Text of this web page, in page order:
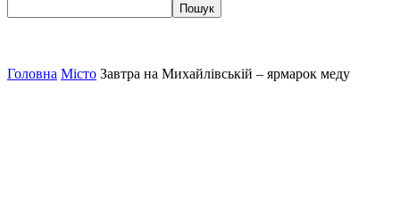
Головна Місто Завтра на Михайлівській – ярмарок меду